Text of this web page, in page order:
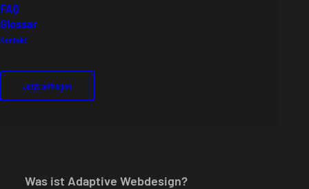
FAQ
Glossar
Kontakt
Jetzt anfragen
Was ist Adaptive Webdesign?